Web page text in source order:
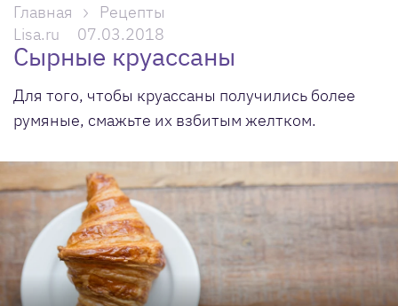
Главная
Рецепты
Lisa.ru
07.03.2018
Сырные круассаны
Для того, чтобы круассаны получились более
румяные, смажьте их взбитым желтком.